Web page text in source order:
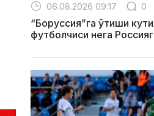
06.08.2026 09:17 0
“Боруссия”га ўтиши
футболчиси нега